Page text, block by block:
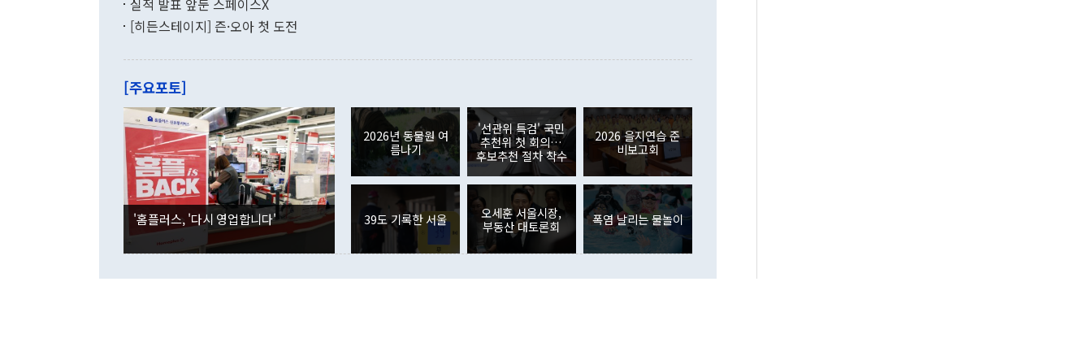
"우리의 선의대로 하는 게 과연 한반도의 평화와 안정에 플러스냐, 결론적
관은 업무보고 사후 브리핑에서 정 장관이 언급한 '4자 회담'에 대해 "이상
이 9월 러시아 블라디보스토크에서 열리는 '동방경제포럼(EEF)'을 언급하
며 "정부 차원에서 (참석을) 검토하고 있다"고 발언한 데 대해서도 조 장관
은 "그것은 외교부의 몫"이라며 "아직 거기까지 진도가 나가지 않았다"고
잘랐다. 정 장관이 이날 소개한 대북 구상과 설명은 정부 내 조율을 거치지
않았다는 점에서 문제가 있다. 특히 주적 표현 대체와 국호 사용, 9·19 군
사합의 복원, 4자회담 추진 등은 통일부 장관이 결정할 사안이 아니어서 월
권이라는 지적이 나오고 있다. 이 대통령은 정 장관의 업무보고를 듣고 난
뒤 "여기 업무보고에 발표했다고 승인난 건 아니다"라고 재차 확인했다. 정
부의 한 소식통은 "정 장관의 발언 내용은 대부분 국가안전보장회의(NSC)
를 거쳐 결정된 사안이 아닌 정 장관의 개인적 생각에 가깝다"며 "안보 관
련 부처 장관이 정부의 공식 정책이 아닌 사안을 추진하겠다고 업무보고를
하고 대통령의 면전에서 '국군통수권자가 나서야 한다'고 주장한 것은 심각
기록했지만 지식재산권사용료수지는 전월 흑자에서 4억4000만달러 적자
로 전환됐다. 본원소득수지는 배당소득을 중심으로 32억7000만달러 흑자
는 배당수입이 늘어난 데다 전월 분기배당에 따른 기저효과로 배당지급이
였던 올해 3월(369억9000만달러)을 넘어선 것이다. 직접투자에서는 내국
인의 해외투자가 80억1000만달러, 외국인의 국내투자가 46억3000만달러
각각 증가했다. 증권투자에서는 외국인의 국내 주식 매도세가 이어졌다. 외
국인의 국내 주식 투자는 차익실현 매도 등의 영향으로 316억1000만달러
감소하며 전월(-310억5000만달러)에 이어 역대 최대 순매도 기록을 다시
경신했다. 외국인의 국내 채권투자는 세계국채지수(WGBI) 자금 유입에도
분기 말 만기도래 영향으로 증가 폭이 줄어든 52억9000만달러를 기록했
다. 내국인의 해외 증권투자는 주식을 중심으로 35억6000만달러 증가했
다. eoyn2@newspim.com
실적 발표 앞둔 스페이스X
[히든스테이지] 즌·오아 첫 도전
[주요포토]
'홈플러스, '다시 영업합니다'
2026년 동물원 여
름나기
'선관위 특검' 국민
추천위 첫 회의…
후보추천 절차 착수
2026 을지연습 준
비보고회
39도 기록한 서울
오세훈 서울시장,
부동산 대토론회
폭염 날리는 물놀이